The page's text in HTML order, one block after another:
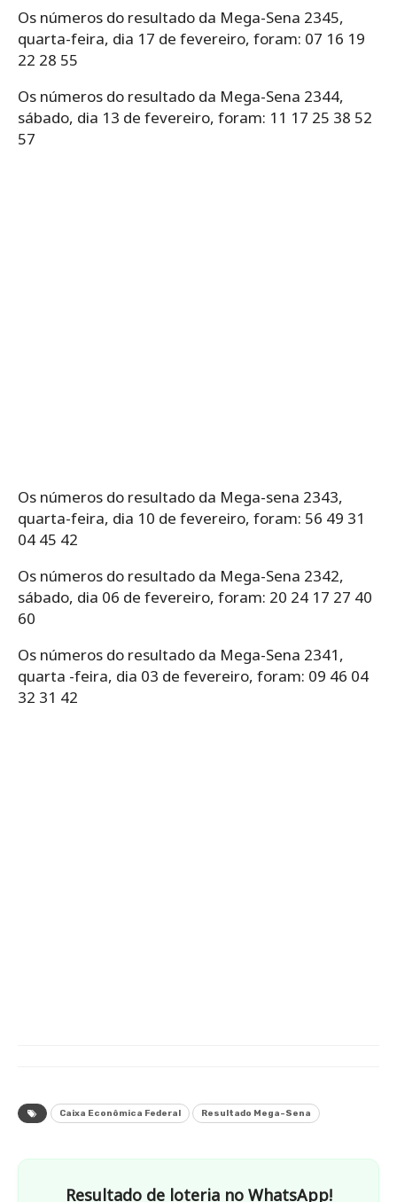
Os números do resultado da Mega-Sena 2345,
quarta-feira, dia 17 de fevereiro, foram: 07 16 19
22 28 55
Os números do resultado da Mega-Sena 2344,
sábado, dia 13 de fevereiro, foram: 11 17 25 38 52
57
Os números do resultado da Mega-sena 2343,
quarta-feira, dia 10 de fevereiro, foram: 56 49 31
04 45 42
Os números do resultado da Mega-Sena 2342,
sábado, dia 06 de fevereiro, foram: 20 24 17 27 40
60
Os números do resultado da Mega-Sena 2341,
quarta -feira, dia 03 de fevereiro, foram: 09 46 04
32 31 42
Caixa Econômica Federal Resultado Mega-Sena
Resultado de loteria no WhatsApp!